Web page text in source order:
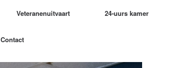
Veteranenuitvaart 24-uurs kamer
Contact